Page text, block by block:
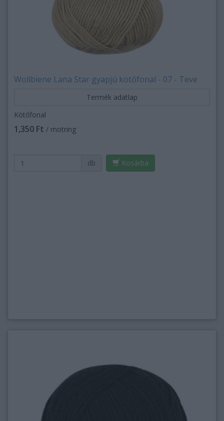
Wollbiene Lana Star gyapjú kötőfonal - 07 - Teve
Termék adatlap
Kötőfonal
1,350 Ft / motring
db Kosárba